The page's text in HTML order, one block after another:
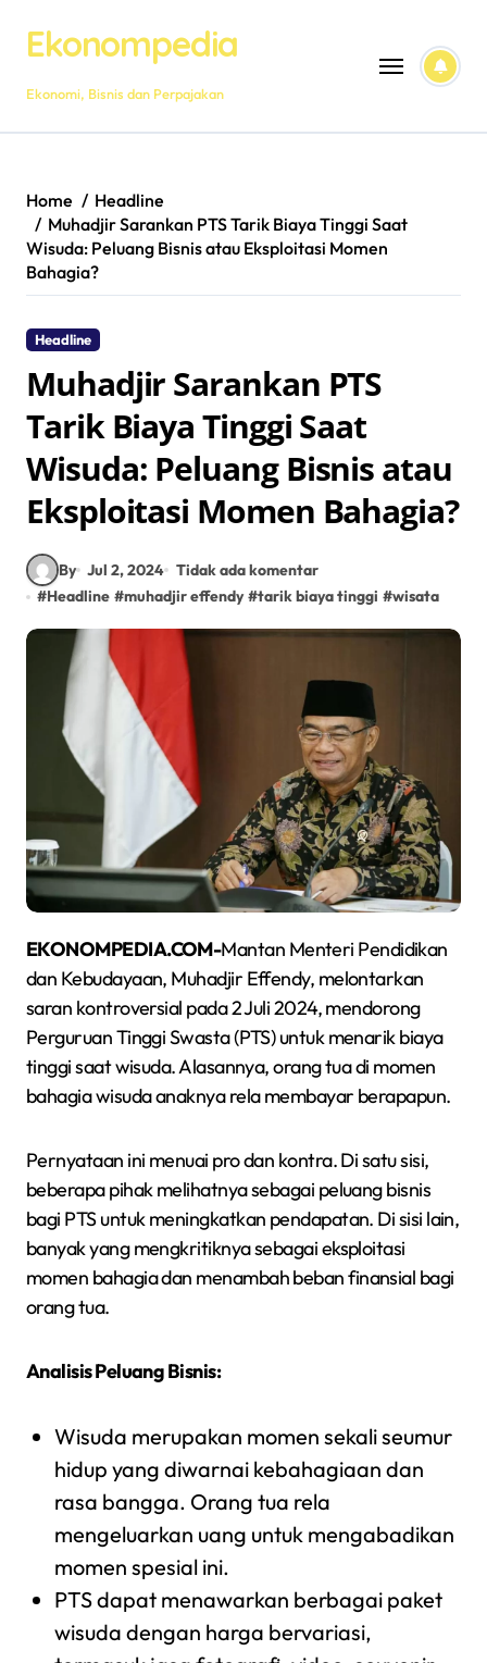
contentEkonompedia
Ekonomi, Bisnis dan Perpajakan
Home
Headline
Muhadjir Sarankan PTS Tarik Biaya Tinggi Saat
Wisuda: Peluang Bisnis atau Eksploitasi Momen
Bahagia?
Headline
Muhadjir Sarankan PTS
Tarik Biaya Tinggi Saat
Wisuda: Peluang Bisnis atau
Eksploitasi Momen Bahagia?
By Jul 2, 2024 Tidak ada komentar
#Headline #muhadjir effendy #tarik biaya tinggi #wisata
EKONOMPEDIA.COM-Mantan Menteri Pendidikan
dan Kebudayaan, Muhadjir Effendy, melontarkan
saran kontroversial pada 2 Juli 2024, mendorong
Perguruan Tinggi Swasta (PTS) untuk menarik biaya
tinggi saat wisuda. Alasannya, orang tua di momen
bahagia wisuda anaknya rela membayar berapapun.
Pernyataan ini menuai pro dan kontra. Di satu sisi,
beberapa pihak melihatnya sebagai peluang bisnis
bagi PTS untuk meningkatkan pendapatan. Di sisi lain,
banyak yang mengkritiknya sebagai eksploitasi
momen bahagia dan menambah beban finansial bagi
orang tua.
Analisis Peluang Bisnis:
Wisuda merupakan momen sekali seumur
hidup yang diwarnai kebahagiaan dan
rasa bangga. Orang tua rela
mengeluarkan uang untuk mengabadikan
momen spesial ini.
PTS dapat menawarkan berbagai paket
wisuda dengan harga bervariasi,